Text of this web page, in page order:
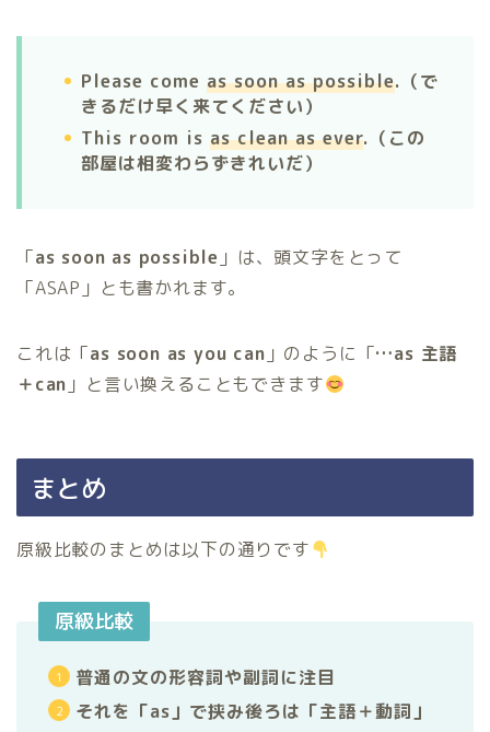
Please come as soon as possible.（で
きるだけ早く来てください）
This room is as clean as ever.（ この
部屋は相変わらずきれいだ）
「as soon as possible 」は、頭文字をとって
「ASAP」とも書かれます。
これは「as soon as you can 」のように「…as 主語
＋can 」と言い換えることもできます
まとめ
原級比較のまとめは以下の通りです
原級比較
普通の文の形容詞や副詞に注目
それを「as」で挟み後ろは「主語＋動詞」